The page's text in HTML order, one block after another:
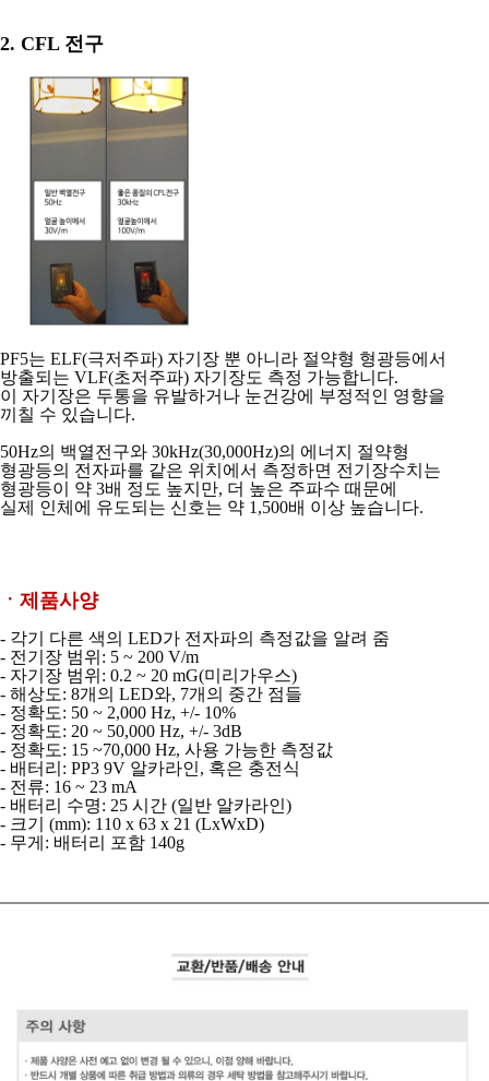
2. CFL 전구
PF5는 ELF(극저주파) 자기장 뿐 아니라 절약형 형광등에서
방출되는 VLF(초저주파) 자기장도 측정 가능합니다.
이 자기장은 두통을 유발하거나 눈건강에 부정적인 영향을
끼칠 수 있습니다.
50Hz의 백열전구와 30kHz(30,000Hz)의 에너지 절약형
형광등의 전자파를 같은 위치에서 측정하면 전기장수치는
형광등이 약 3배 정도 높지만, 더 높은 주파수 때문에
실제 인체에 유도되는 신호는 약 1,500배 이상 높습니다.
ㆍ제품사양
- 각기 다른 색의 LED가 전자파의 측정값을 알려 줌
- 전기장 범위: 5 ~ 200 V/m
- 자기장 범위: 0.2 ~ 20 mG(미리가우스)
- 해상도: 8개의 LED와, 7개의 중간 점들
- 정확도: 50 ~ 2,000 Hz, +/- 10%
- 정확도: 20 ~ 50,000 Hz, +/- 3dB
- 정확도: 15 ~70,000 Hz, 사용 가능한 측정값
- 배터리: PP3 9V 알카라인, 혹은 충전식
- 전류: 16 ~ 23 mA
- 배터리 수명: 25 시간 (일반 알카라인)
- 크기 (mm): 110 x 63 x 21 (LxWxD)
- 무게: 배터리 포함 140g